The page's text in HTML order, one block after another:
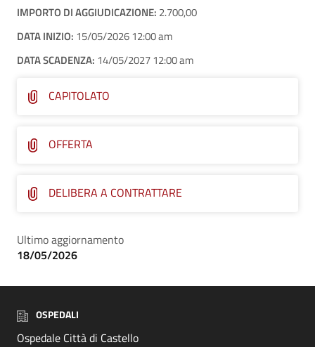
IMPORTO DI AGGIUDICAZIONE: 2.700,00
DATA INIZIO: 15/05/2026 12:00 am
DATA SCADENZA: 14/05/2027 12:00 am
CAPITOLATO
OFFERTA
DELIBERA A CONTRATTARE
Ultimo aggiornamento
18/05/2026
OSPEDALI
Ospedale Città di Castello